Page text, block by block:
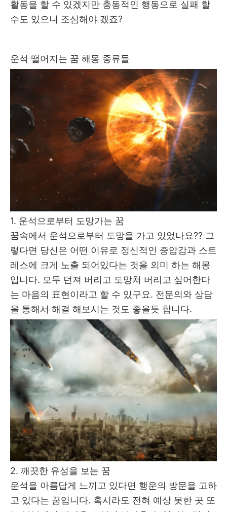
활동을 할 수 있겠지만 충동적인 행동으로 실패 할
수도 있으니 조심해야 겠죠?
운석 떨어지는 꿈 해몽 종류들
1. 운석으로부터 도망가는 꿈
꿈속에서 운석으로부터 도망을 가고 있었나요?? 그
렇다면 당신은 어떤 이유로 정신적인 중압감과 스트
레스에 크게 노출 되어있다는 것을 의미 하는 해몽
입니다. 모두 던져 버리고 도망쳐 버리고 싶어한다
는 마음의 표현이라고 할 수 있구요. 전문의와 상담
을 통해서 해결 해보시는 것도 좋을듯 합니다.
2. 깨끗한 유성을 보는 꿈
운석을 아름답게 느끼고 있다면 행운의 방문을 고하
고 있다는 꿈입니다. 혹시라도 전혀 예상 못한 곳 또